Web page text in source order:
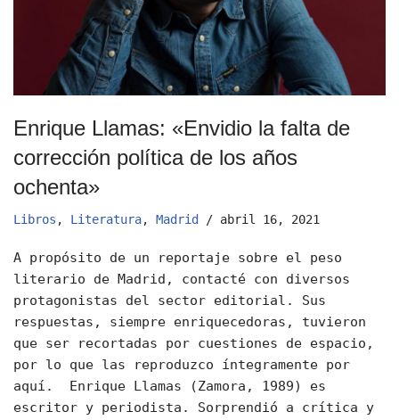
Enrique Llamas: «Envidio la falta de
corrección política de los años
ochenta»
Libros , Literatura, Madrid abril 16, 2021
A propósito de un reportaje sobre el peso
literario de Madrid, contacté con diversos
protagonistas del sector editorial. Sus
respuestas, siempre enriquecedoras, tuvieron
que ser recortadas por cuestiones de espacio,
por lo que las reproduzco íntegramente por
aquí. Enrique Llamas (Zamora, 1989) es
escritor y periodista. Sorprendió a crítica y